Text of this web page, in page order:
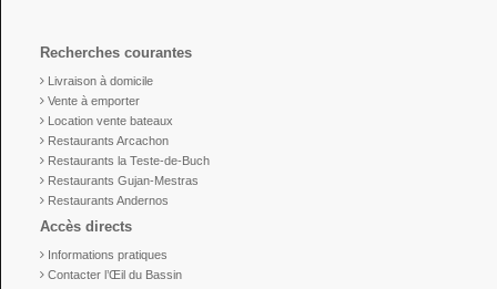
Recherches courantes
Livraison à domicile
Vente à emporter
Location vente bateaux
Restaurants Arcachon
Restaurants la Teste-de-Buch
Restaurants Gujan-Mestras
Restaurants Andernos
Accès directs
Informations pratiques
Contacter l’Œil du Bassin